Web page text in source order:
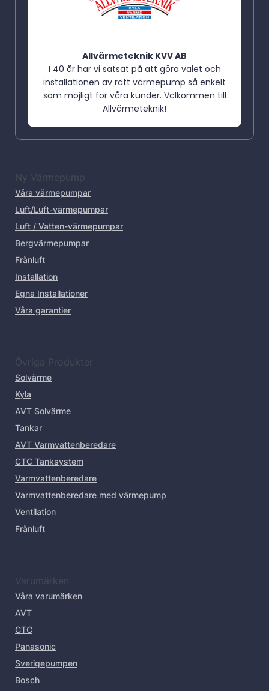
Allvärmeteknik KVV AB
I 40 år har vi satsat på att göra valet och
installationen av rätt värmepump så enkelt
som möjligt för våra kunder. Välkommen till
Allvärmeteknik!
Ny Värmepump
Våra värmepumpar
Luft/Luft-värmepumpar
Luft / Vatten-värmepumpar
Bergvärmepumpar
Frånluft
Installation
Egna Installationer
Våra garantier
Övriga Produkter
Solvärme
Kyla
AVT Solvärme
Tankar
AVT Varmvattenberedare
CTC Tanksystem
Varmvattenberedare
Varmvattenberedare med värmepump
Ventilation
Frånluft
Varumärken
Våra varumärken
AVT
CTC
Panasonic
Sverigepumpen
Bosch